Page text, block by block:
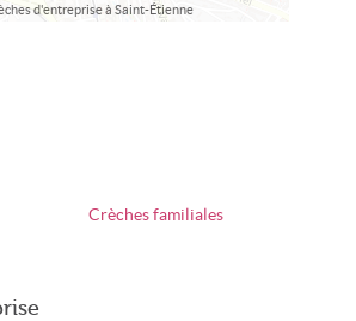
d'entreprise à Saint-Étienne
Crèches familiales